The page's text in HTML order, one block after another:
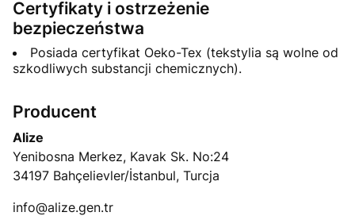
Certyfikaty i ostrzeżenie
bezpieczeństwa
Posiada certyfikat Oeko-Tex (tekstylia są wolne od
szkodliwych substancji chemicznych).
Producent
Alize
Yenibosna Merkez, Kavak Sk. No:24
34197 Bahçelievler/İstanbul, Turcja
info@alize.gen.tr